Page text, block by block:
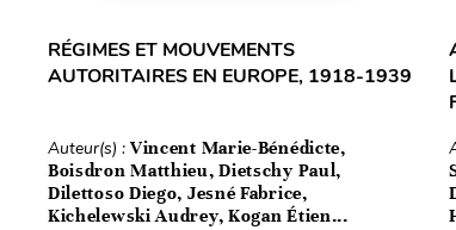
RÉGIMES ET MOUVEMENTS
AUTORITAIRES EN EUROPE, 1918-1939
Auteur(s) : Vincent Marie-Bénédicte,
Boisdron Matthieu, Dietschy Paul,
Dilettoso Diego, Jesné Fabrice,
Kichelewski Audrey, Kogan Étien...